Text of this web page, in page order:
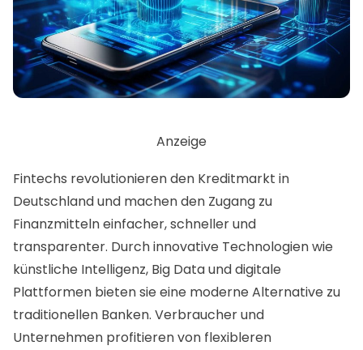
Anzeige
Fintechs revolutionieren den Kreditmarkt in
Deutschland und machen den Zugang zu
Finanzmitteln einfacher, schneller und
transparenter. Durch innovative Technologien wie
künstliche Intelligenz, Big Data und digitale
Plattformen bieten sie eine moderne Alternative zu
traditionellen Banken. Verbraucher und
Unternehmen profitieren von flexibleren